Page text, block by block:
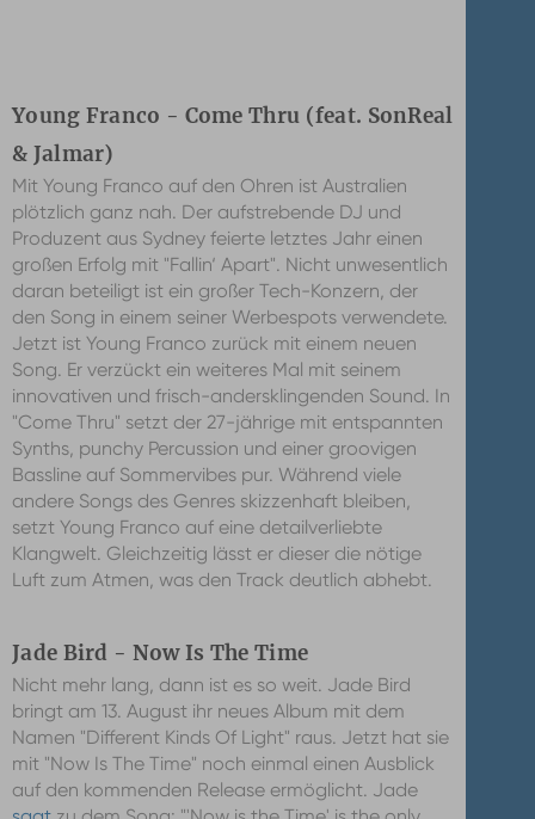
Young Franco - Come Thru (feat. SonReal
& Jalmar)
Mit Young Franco auf den Ohren ist Australien
plötzlich ganz nah. Der aufstrebende DJ und
Produzent aus Sydney feierte letztes Jahr einen
großen Erfolg mit "Fallin‘ Apart". Nicht unwesentlich
daran beteiligt ist ein großer Tech-Konzern, der
den Song in einem seiner Werbespots verwendete.
Jetzt ist Young Franco zurück mit einem neuen
Song. Er verzückt ein weiteres Mal mit seinem
innovativen und frisch-andersklingenden Sound. In
"Come Thru" setzt der 27-jährige mit entspannten
Synths, punchy Percussion und einer groovigen
Bassline auf Sommervibes pur. Während viele
andere Songs des Genres skizzenhaft bleiben,
setzt Young Franco auf eine detailverliebte
Klangwelt. Gleichzeitig lässt er dieser die nötige
Luft zum Atmen, was den Track deutlich abhebt.
Jade Bird - Now Is The Time
Nicht mehr lang, dann ist es so weit. Jade Bird
bringt am 13. August ihr neues Album mit dem
Namen "Different Kinds Of Light" raus. Jetzt hat sie
mit "Now Is The Time" noch einmal einen Ausblick
auf den kommenden Release ermöglicht. Jade